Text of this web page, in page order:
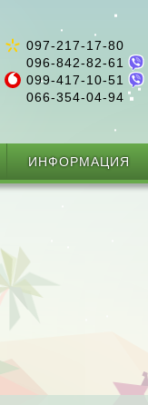
097-217-17-80
096-842-82-61
099-417-10-51
066-354-04-94
ИНФОРМАЦИЯ